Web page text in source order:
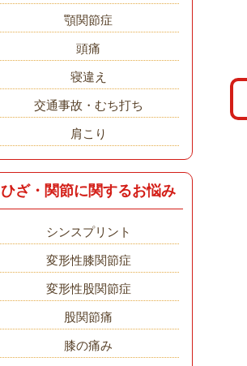
顎関節症
頭痛
寝違え
交通事故・むち打ち
肩こり
ひざ・関節に関するお悩み
シンスプリント
変形性膝関節症
変形性股関節症
股関節痛
膝の痛み